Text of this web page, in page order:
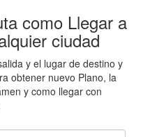
como Llegar a
ciudad
y el lugar de destino y
obtener nuevo Plano, la
y como llegar con